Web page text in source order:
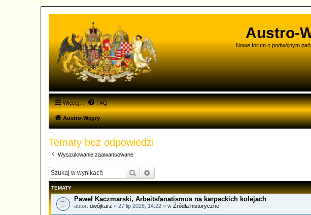
Austro-
Nowe forum o podwójnym
Więcej… FAQ
Austro-Węgry
Tematy bez odpowiedzi
Wyszukiwanie zaawansowane
Szukaj
TEMATY
Paweł Kaczmarski, Arbeitsfanatismus na karpackich kolejach
autor: dwójkarz » 27 lip 2026, 14:22 » w Źródła historyczne